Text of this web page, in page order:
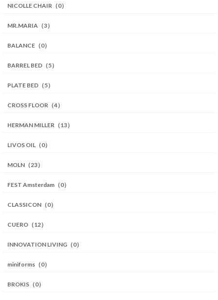
NICOLLE CHAIR（0）
MR.MARIA（3）
BALANCE（0）
BARREL BED（5）
PLATE BED（5）
CROSS FLOOR（4）
HERMAN MILLER（13）
LIVOS OIL（0）
MOLN（23）
FEST Amsterdam（0）
CLASSICON（0）
CUERO（12）
INNOVATION LIVING（0）
miniforms（0）
BROKIS（0）